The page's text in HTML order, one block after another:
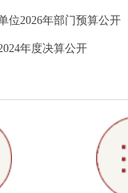
位2026年部门预算公开
年度决算公开